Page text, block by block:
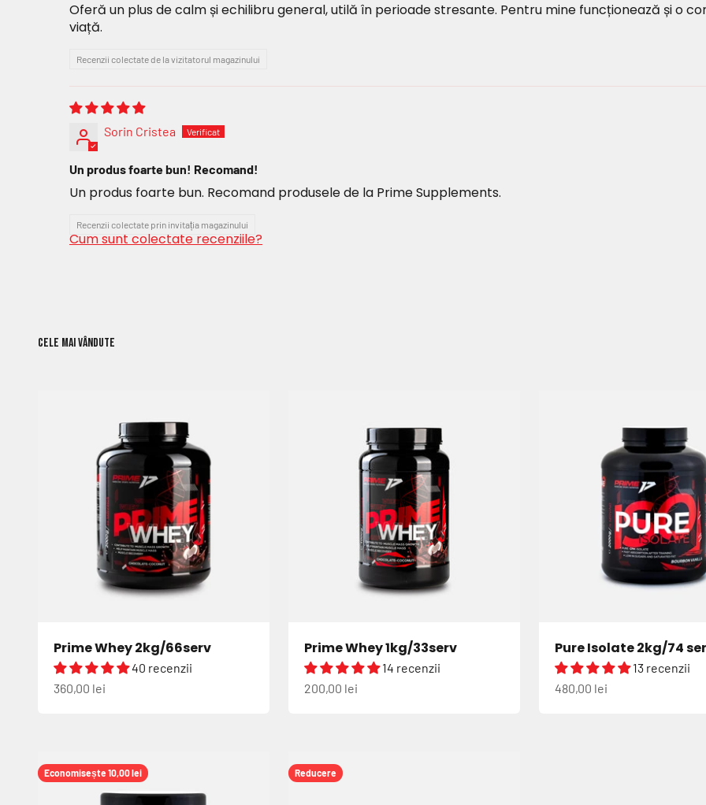
Oferă un plus de calm și echilibru general, utilă în perioade stresante. Pentru mine funcționează și o
viață.
Recenzii colectate de la vizitatorul magazinului
Sorin Cristea
Un produs foarte bun! Recomand!
Un produs foarte bun. Recomand produsele de la Prime Supplements.
Recenzii colectate prin invitația magazinului
Cum sunt colectate recenziile?
Prime Whey 2kg/66serv
40 recenzii
Preț redus
360,00 lei
Prime Whey 1kg/33serv
14 recenzii
Preț redus
200,00 lei
Pure Isolate 2kg/74
13 recenzii
Preț redus
480,00 lei
Economisește 10,00 lei Reducere